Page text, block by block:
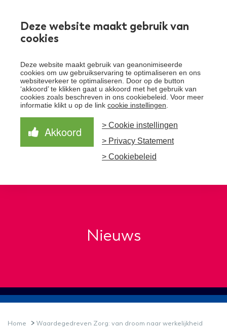
Deze website maakt gebruik van
cookies
Deze website maakt gebruik van geanonimiseerde
cookies om uw gebruikservaring te optimaliseren en ons
websiteverkeer te optimaliseren. Door op de button
‘akkoord’ te klikken gaat u akkoord met het gebruik van
cookies zoals beschreven in ons cookiebeleid. Voor meer
informatie klikt u op de link cookie instellingen
Akkoord
> Cookie instellingen
> Privacy Statement
> Cookiebeleid
Over Santeon
Waardegedreven zorg
aanpak
Samen Beter
Nieuws
Schrijf je in voor de nieuwsbrief
Schrijf je in voor onze nieuwsbrief en ontvang het
laatste nieuws!
Aanmelden nieuwsbrief
Nieuws
Home > Waardegedreven Zorg: van droom naar werkelijkheid